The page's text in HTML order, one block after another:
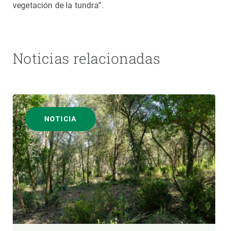
vegetación de la tundra”.
Noticias relacionadas
NOTICIA